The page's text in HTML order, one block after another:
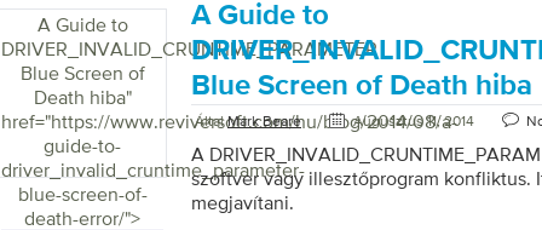
A Guide to
DRIVER_INVALID_CRUNTIME_PARAMETER
Blue Screen of
Death hiba"
href="https://www.reviversoft.com/hu/blog/2014/08/a-
guide-to-
driver_invalid_cruntime_parameter-
blue-screen-of-
death-error/">
A Guide to
Blue Screen of Death hiba
ÁltalMark Beare Augusztus 11, 2014
A
szoftver vagy illesztőprogram konfliktus.
megjavítani.